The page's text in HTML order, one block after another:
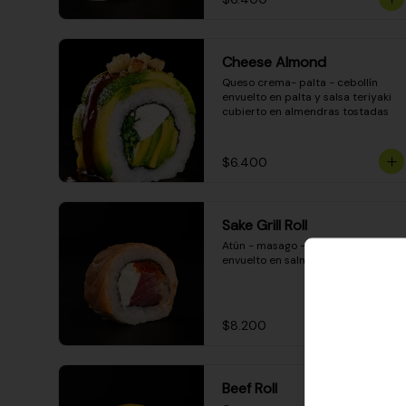
Cheese Almond
Queso crema- palta - cebollín
envuelto en palta y salsa teriyaki
cubierto en almendras tostadas
$6.400
Sake Grill Roll
Atún - masago - queso crema -
envuelto en salmón gratinado
$8.200
Beef Roll